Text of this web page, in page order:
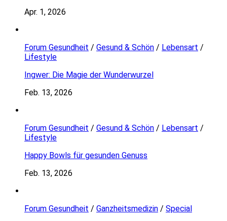
Apr. 1, 2026
Forum Gesundheit / Gesund & Schön / Lebensart /
Lifestyle
Ingwer: Die Magie der Wunderwurzel
Feb. 13, 2026
Forum Gesundheit / Gesund & Schön / Lebensart /
Lifestyle
Happy Bowls für gesunden Genuss
Feb. 13, 2026
Forum Gesundheit / Ganzheitsmedizin / Special